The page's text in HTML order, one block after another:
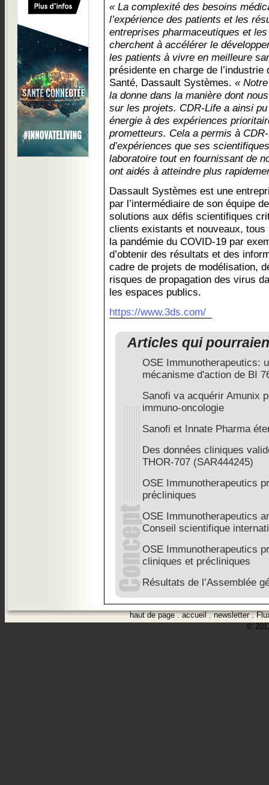
« La complexité des besoins
l’expérience des patients et les
entreprises pharmaceutiques et
cherchent à accélérer le
les patients à vivre en meilleure
présidente en charge de
Santé, Dassault Systèmes. «
la donne dans la manière dont
sur les projets. CDR-Life a ainsi
énergie à des expériences
prometteurs. Cela a permis à
d’expériences que ses
laboratoire tout en fournissant de
ont aidés à atteindre plus
Dassault Systèmes est une
par l’intermédiaire de son équipe
solutions aux défis scientifiques
clients existants et nouveaux,
la pandémie du COVID-19 par
d’obtenir des résultats et des
cadre de projets de modélisation,
risques de propagation des virus
les espaces publics.
https://www.3ds.com/
Articles qui
OSE Immunotherapeutics:
mécanisme d'action de BI
Sanofi va acquérir Amunix
immuno-oncologie
Sanofi et Innate Pharma
Des données cliniques
THOR-707 (SAR444245)
OSE Immunotherapeutics
précliniques
OSE Immunotherapeutics
Conseil scientifique
OSE Immunotherapeutics
cliniques et précliniques
Résultats de l’Assemblée
haut de page.accueil.newsletter.
©